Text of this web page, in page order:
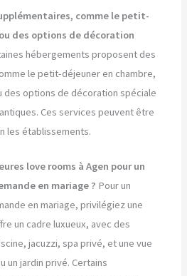
comme le petit-
des options de décoration
hébergements proposent des
le petit-déjeuner en chambre,
des options de décoration spéciale
Ces services peuvent être
les établissements.
love rooms à Agen pour un
en mariage ? Pour un
en mariage, privilégiez une
un cadre luxueux, avec des
jacuzzi, spa privé, et une vue
un jardin privé. Certains